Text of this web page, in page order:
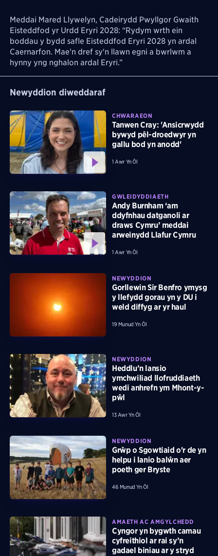
Meddai Mared Llywelyn, Cadeirydd Pwyllgor Gwaith
Eisteddfod yr Urdd Eryri 2028: “Rydym wrth ein
boddau y bydd safle Eisteddfod Eryri 2028 yn ardal
Caernarfon. Mae'n dref sy'n llawn egni a bwrlwm a
hynny yng nghalon ardal Eryri.”
Newyddion diweddaraf
CHWARAEON
Tanwen Cray: 'Ansicrwydd
bywyd pêl-droedwyr yn
gallu bod yn anodd'
1 Awr Yn Ôl
GWLEIDYDDIAETH
Andy Burnham ‘am
ddyfnhau datganoli ar
draws Cymru’ meddai
arweinydd Llafur Cymru
1 Awr Yn Ôl
NEWYDDION
Gorllewin Sir Benfro ymysg
y llefydd gorau yn y DU i
weld diffyg ar yr haul
19 Munud Yn Ôl
NEWYDDION
Heddlu’n lansio
ymchwiliad llofruddiaeth
wedi anhrefn ym Mhont-y-
pŵl
13 Awr Yn Ôl
NEWYDDION
Grŵp o Sgowtiaid o'r de yn
helpu i lanio balŵn aer
poeth ger Bryste
46 Munud Yn Ôl
AMAETH AC AMGYLCHEDD
Cyngor yn bygwth camau
cyfreithiol ar rai sy’n
gadael biniau ar y stryd